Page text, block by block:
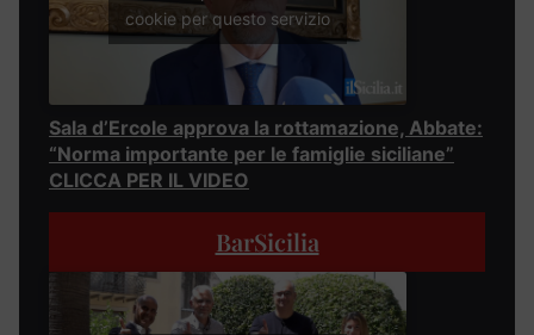
cookie per questo servizio
Sala d’Ercole approva la rottamazione, Abbate:
“Norma importante per le famiglie siciliane”
CLICCA PER IL VIDEO
BarSicilia